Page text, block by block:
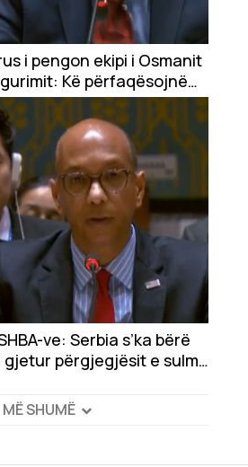
i pengon ekipi i Osmanit
Kë përfaqësojnë
ve: Serbia s’ka bërë
gjetur përgjegjësit e sulmit
MË SHUMË